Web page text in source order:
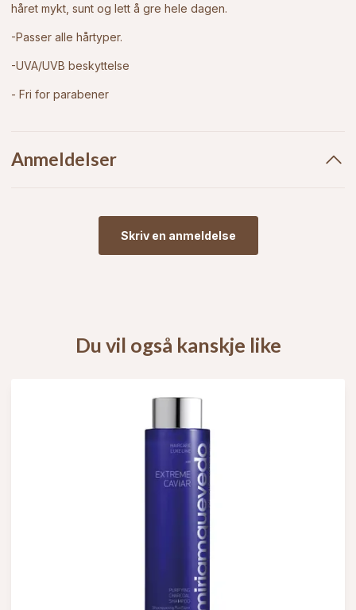
håret mykt, sunt og lett å gre hele dagen.
-Passer alle hårtyper.
-UVA/UVB beskyttelse
- Fri for parabener
Anmeldelser
Skriv en anmeldelse
Du vil også kanskje like